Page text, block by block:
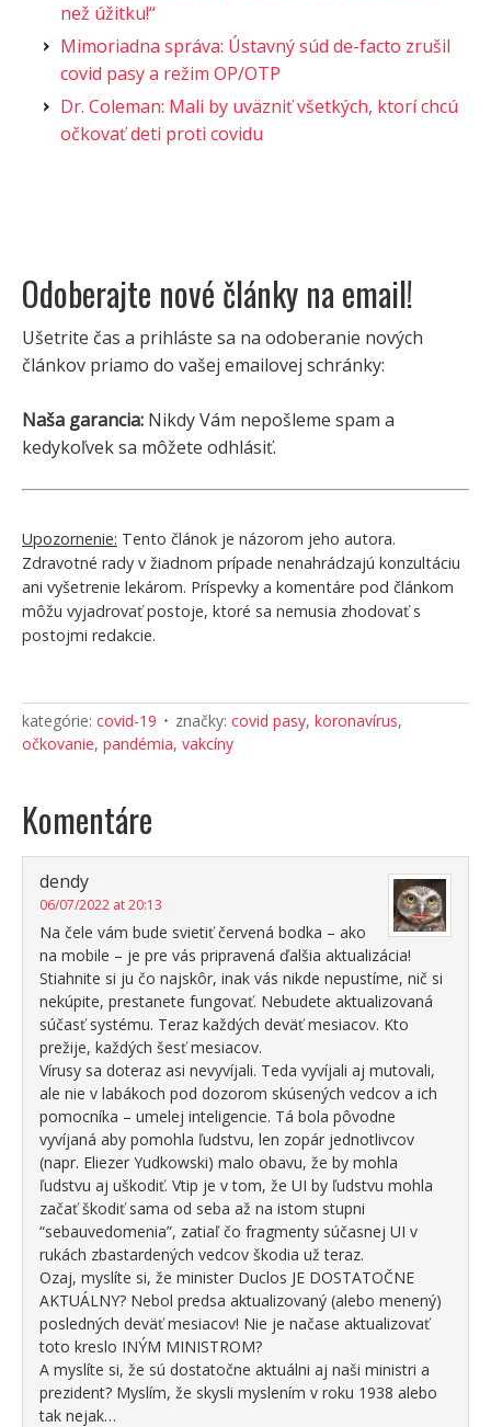
než úžitku!“
Mimoriadna správa: Ústavný súd de-facto zrušil
covid pasy a režim OP/OTP
Dr. Coleman: Mali by uväzniť všetkých, ktorí chcú
očkovať deti proti covidu
Odoberajte nové články na email!
Ušetrite čas a prihláste sa na odoberanie nových
článkov priamo do vašej emailovej schránky:
Naša garancia: Nikdy Vám nepošleme spam a
kedykoľvek sa môžete odhlásiť.
Upozornenie: Tento článok je názorom jeho autora.
Zdravotné rady v žiadnom prípade nenahrádzajú konzultáciu
ani vyšetrenie lekárom. Príspevky a komentáre pod článkom
môžu vyjadrovať postoje, ktoré sa nemusia zhodovať s
postojmi redakcie.
kategórie: covid-19 značky: covid pasy, koronavírus,
očkovanie, pandémia, vakcíny
Komentáre
dendy
06/07/2022 at 20:13
Na čele vám bude svietiť červená bodka – ako
na mobile – je pre vás pripravená ďalšia aktualizácia!
Stiahnite si ju čo najskôr, inak vás nikde nepustíme, nič si
nekúpite, prestanete fungovať. Nebudete aktualizovaná
súčasť systému. Teraz každých deväť mesiacov. Kto
prežije, každých šesť mesiacov.
Vírusy sa doteraz asi nevyvíjali. Teda vyvíjali aj mutovali,
ale nie v labákoch pod dozorom skúsených vedcov a ich
pomocníka – umelej inteligencie. Tá bola pôvodne
vyvíjaná aby pomohla ľudstvu, len zopár jednotlivcov
(napr. Eliezer Yudkowski) malo obavu, že by mohla
ľudstvu aj uškodiť. Vtip je v tom, že UI by ľudstvu mohla
začať škodiť sama od seba až na istom stupni
“sebauvedomenia”, zatiaľ čo fragmenty súčasnej UI v
rukách zbastardených vedcov škodia už teraz.
Ozaj, myslíte si, že minister Duclos JE DOSTATOČNE
AKTUÁLNY? Nebol predsa aktualizovaný (alebo menený)
posledných deväť mesiacov! Nie je načase aktualizovať
toto kreslo INÝM MINISTROM?
A myslíte si, že sú dostatočne aktuálni aj naši ministri a
prezident? Myslím, že skysli myslením v roku 1938 alebo
tak nejak…